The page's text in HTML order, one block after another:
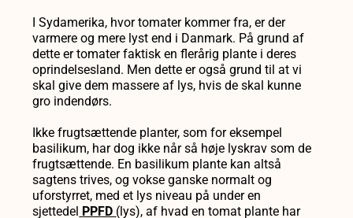
I Sydamerika, hvor tomater kommer fra, er der
varmere og mere lyst end i Danmark. På grund af
dette er tomater faktisk en flerårig plante i deres
oprindelsesland. Men dette er også grund til at vi
skal give dem massere af lys, hvis de skal kunne
gro indendørs.
Ikke frugtsættende planter, som for eksempel
basilikum, har dog ikke når så høje lyskrav som de
frugtsættende. En basilikum plante kan altså
sagtens trives, og vokse ganske normalt og
uforstyrret, med et lys niveau på under en
sjettedel PPFD (lys), af hvad en tomat plante har